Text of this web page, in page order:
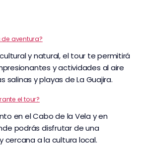
de aventura?
y natural, el tour te permitirá
y actividades al aire
salinas y playas de La Guajira.
el tour?
en el Cabo de la Vela y en
podrás disfrutar de una
cercana a la cultura local.